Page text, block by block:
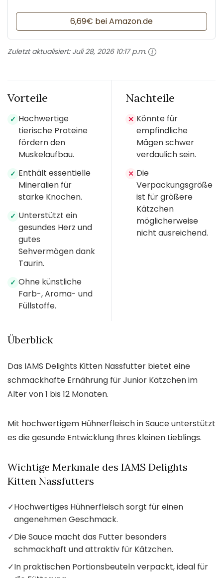
6,69€ bei Amazon.de
Zuletzt aktualisiert: Juli 28, 2026 10:17 p.m.
Vorteile
✓ Hochwertige
tierische Proteine
fördern den
Muskelaufbau.
✓ Enthält essentielle
Mineralien für
starke Knochen.
✓ Unterstützt ein
gesundes Herz und
gutes
Sehvermögen dank
Taurin.
✓ Ohne künstliche
Farb-, Aroma- und
Füllstoffe.
Nachteile
✕ Könnte für
empfindliche
Mägen schwer
verdaulich sein.
✕ Die
Verpackungsgröße
ist für größere
Kätzchen
möglicherweise
nicht ausreichend.
Überblick
Das IAMS Delights Kitten Nassfutter bietet eine
schmackhafte Ernährung für Junior Kätzchen im
Alter von 1 bis 12 Monaten.
Mit hochwertigem Hühnerfleisch in Sauce unterstützt
es die gesunde Entwicklung Ihres kleinen Lieblings.
Wichtige Merkmale des IAMS Delights
Kitten Nassfutters
✓Hochwertiges Hühnerfleisch sorgt für einen
angenehmen Geschmack.
✓Die Sauce macht das Futter besonders
schmackhaft und attraktiv für Kätzchen.
✓In praktischen Portionsbeuteln verpackt, ideal für